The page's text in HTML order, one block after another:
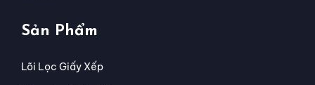
Sản Phẩm
Lõi Lọc Giấy Xếp